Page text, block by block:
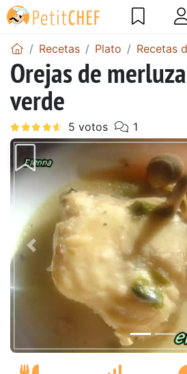
Recetas Plato Recetas
Orejas de
verde
Anterior